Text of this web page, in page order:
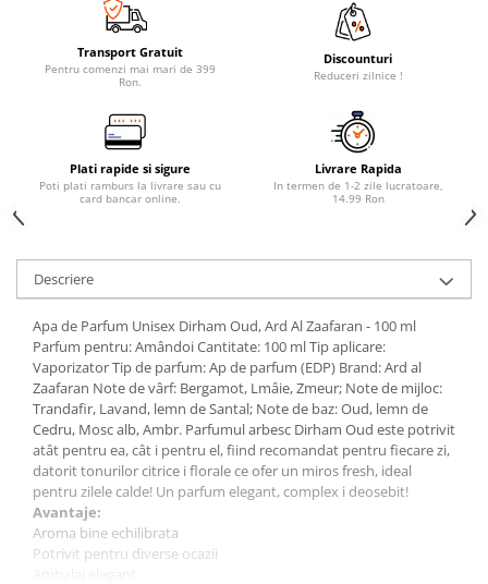
Transport Gratuit
Pentru comenzi mai mari de 399
Ron.
Discounturi
Reduceri zilnice !
Plati rapide si sigure
Poti plati ramburs la livrare sau cu
card bancar online.
Livrare Rapida
In termen de 1-2 zile lucratoare,
14.99 Ron
Descriere
Apa de Parfum Unisex Dirham Oud, Ard Al Zaafaran - 100 ml
Parfum pentru: Amândoi Cantitate: 100 ml Tip aplicare:
Vaporizator Tip de parfum: Ap de parfum (EDP) Brand: Ard al
Zaafaran Note de vârf: Bergamot, Lmâie, Zmeur; Note de mijloc:
Trandafir, Lavand, lemn de Santal; Note de baz: Oud, lemn de
Cedru, Mosc alb, Ambr. Parfumul arbesc Dirham Oud este potrivit
atât pentru ea, cât i pentru el, fiind recomandat pentru fiecare zi,
datorit tonurilor citrice i florale ce ofer un miros fresh, ideal
pentru zilele calde! Un parfum elegant, complex i deosebit!
Avantaje:
Aroma bine echilibrata
Potrivit pentru diverse ocazii